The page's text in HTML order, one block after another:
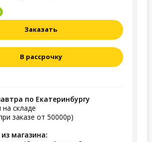
Заказать
В рассрочку
по Екатеринбургу
складе
заказе от 50000р)
магазина: